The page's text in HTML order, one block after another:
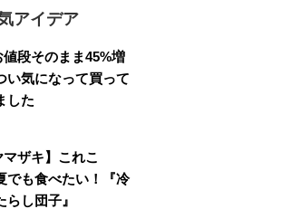
アイデア
段そのまま45%増
い気になって買って
した
ザキ】これこ
でも食べたい！『冷
らし団子』